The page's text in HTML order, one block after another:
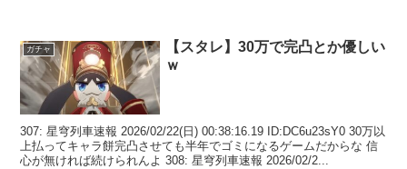
ガチャ
【スタレ】30万で完凸とか優しい
ｗ
307: 星穹列車速報 2026/02/22(日) 00:38:16.19 ID:DC6u23sY0 30万以
上払ってキャラ餅完凸させても半年でゴミになるゲームだからな 信
心が無ければ続けられんよ 308: 星穹列車速報 2026/02/2...